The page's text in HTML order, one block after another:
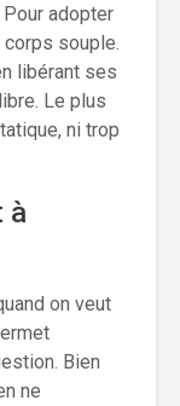
adopter
souple.
libérant ses
Le plus
ni trop
à
on veut
Bien
ne